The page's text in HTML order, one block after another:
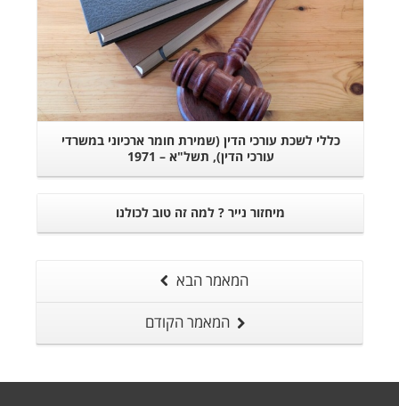
כללי לשכת עורכי הדין (שמירת חומר ארכיוני במשרדי
עורכי הדין), תשל"א – 1971
מיחזור נייר ? למה זה טוב לכולנו
המאמר הבא
המאמר הקודם